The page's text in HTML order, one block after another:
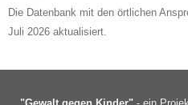
Die Datenbank mit den örtlichen
Juli 2026 aktualisiert.